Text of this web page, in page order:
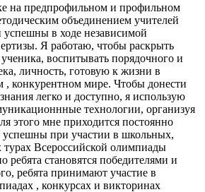
на предпрофильном и профильном
объединением учителей
в ходе независимой
Я работаю, чтобы раскрыть
воспитывать порядочного и
личность, готовую к жизни в
, конкурентном мире. Чтобы донести
легко и доступно, я использую
технологии, организуя
этого мне приходится постоянно
при участии в школьных,
турах Всероссийской олимпиады
ребята становятся победителями и
ребята принимают участие в
, конкурсах и викторинах